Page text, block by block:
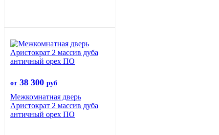
от 38 300 руб
Межкомнатная дверь
Аристократ 2 массив дуба
античный орех ПО